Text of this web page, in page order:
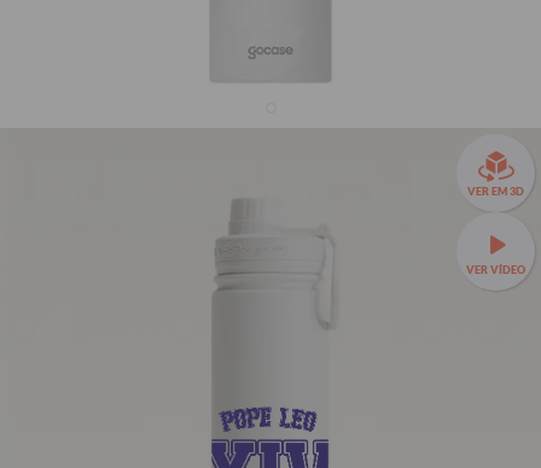
VER EM 3D
VER VÍDEO
Garrafa Térmica Fresh + Ebook - Use Dons - Pope